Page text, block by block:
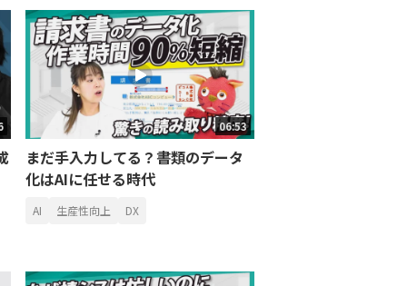
06:53
まだ手入力してる？書類のデータ
化はAIに任せる時代
AI 生産性向上 DX